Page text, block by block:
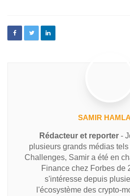
SAMIR
Rédacteur et reporter-
plusieurs grands médias
Challenges, Samir a été en
Finance chez Forbes de
s'intéresse depuis
l'écosystème des crypto-